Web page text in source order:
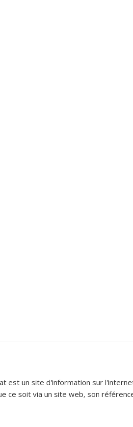
est un site d'information sur
ce soit via un site web, son